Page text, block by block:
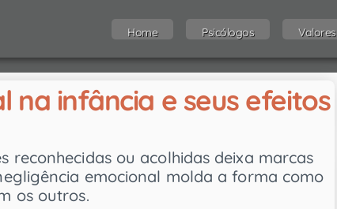
Home Psicólogos Valores
na infância e seus efeitos
reconhecidas ou acolhidas deixa marcas
emocional molda a forma como
os outros.